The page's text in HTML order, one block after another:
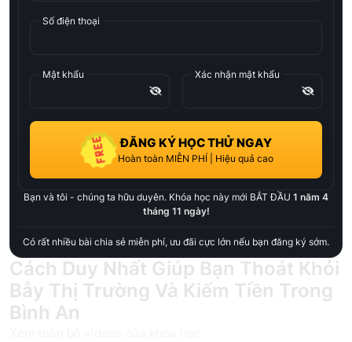
Cách Duy Nhất Giúp Bạn Thoát Khỏi
Bẫy Thị Trường Và Kiếm Tiền Trong
Bình An
Số điện thoại
Mật khẩu Xác nhận mật khẩu
ĐĂNG KÝ HỌC THỬ NGAY
Hoàn toàn MIỄN PHÍ | Hiệu quả cao
Bạn và tôi - chúng ta hữu duyên. Khóa học này mới BẮT ĐẦU 1 năm 4
tháng 11 ngày!
Có rất nhiều bài chia sẻ miễn phí, ưu đãi cực lớn nếu bạn đăng ký sớm.